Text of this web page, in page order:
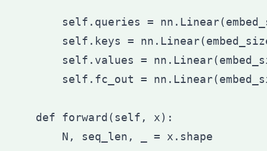
self.queries =
self.keys =
self.values =
self.fc_out =
    def forward(self, x):
        N, seq_len, _ = x.shape